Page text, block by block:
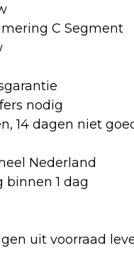
C
nodig
14 dagen niet
Nederland
binnen 1 dag
uit voorraad